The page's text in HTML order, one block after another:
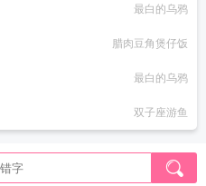
最白的乌鸦
腊肉豆角煲仔饭
最白的乌鸦
双子座游鱼